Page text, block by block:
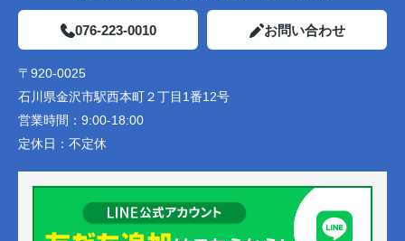
076-223-0010 お問い合わせ
〒920-0025
石川県金沢市駅西本町２丁目1番12号
営業時間： 9:00-18:00
定休日： 不定休